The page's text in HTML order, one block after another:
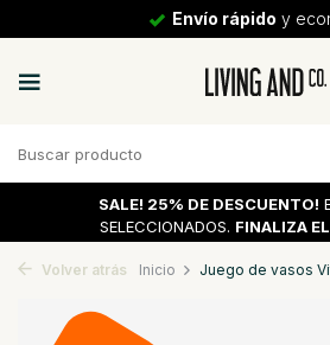
Envío rápido y
SALE! 25% DE DESCUENTO!
SELECCIONADOS. FINALIZA
Volver atrás Inicio Juego de vasos